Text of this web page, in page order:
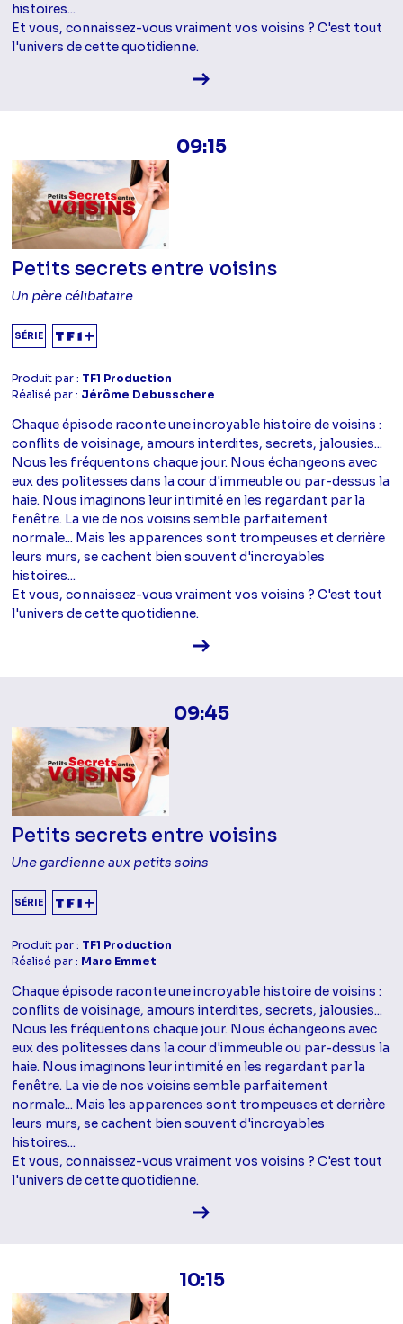
histoires...
Et vous, connaissez-vous vraiment vos voisins ? C'est tout
l'univers de cette quotidienne.
Voir la fiche diffusion
09:15
Petits secrets entre voisins
Un père célibataire
SÉRIE
Produit par : TF1 Production
Réalisé par : Jérôme Debusschere
Chaque épisode raconte une incroyable histoire de voisins :
conflits de voisinage, amours interdites, secrets, jalousies...
Nous les fréquentons chaque jour. Nous échangeons avec
eux des politesses dans la cour d'immeuble ou par-dessus la
haie. Nous imaginons leur intimité en les regardant par la
fenêtre. La vie de nos voisins semble parfaitement
normale... Mais les apparences sont trompeuses et derrière
leurs murs, se cachent bien souvent d'incroyables
histoires...
Et vous, connaissez-vous vraiment vos voisins ? C'est tout
l'univers de cette quotidienne.
Voir la fiche diffusion
09:45
Petits secrets entre voisins
Une gardienne aux petits soins
SÉRIE
Produit par : TF1 Production
Réalisé par : Marc Emmet
Chaque épisode raconte une incroyable histoire de voisins :
conflits de voisinage, amours interdites, secrets, jalousies...
Nous les fréquentons chaque jour. Nous échangeons avec
eux des politesses dans la cour d'immeuble ou par-dessus la
haie. Nous imaginons leur intimité en les regardant par la
fenêtre. La vie de nos voisins semble parfaitement
normale... Mais les apparences sont trompeuses et derrière
leurs murs, se cachent bien souvent d'incroyables
histoires...
Et vous, connaissez-vous vraiment vos voisins ? C'est tout
l'univers de cette quotidienne.
Voir la fiche diffusion
10:15